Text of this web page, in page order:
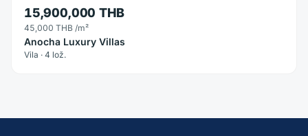
15,900,000 THB
45,000 THB /m²
Anocha Luxury Villas
Vila · 4 lož.